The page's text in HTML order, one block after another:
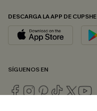
DESCARGA LA APP DE CUPSHE
SÍGUENOS EN